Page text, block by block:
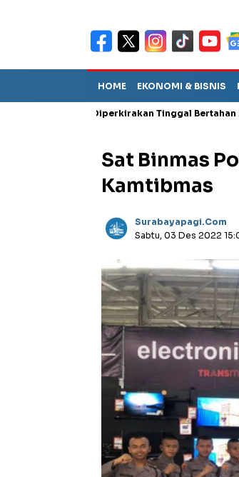
HOME EKONOMI & BISNIS
TPA Diperkirakan Tinggal Bertahan Dua
Sat Binmas
Kamtibmas
Surabayapagi.com
Sabtu, 03 Des 2022